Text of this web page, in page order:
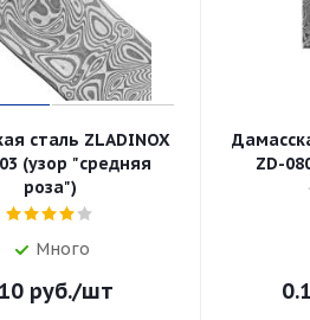
сталь ZLADINOX
(узор "средняя
роза")
Много
руб./шт
ZD-